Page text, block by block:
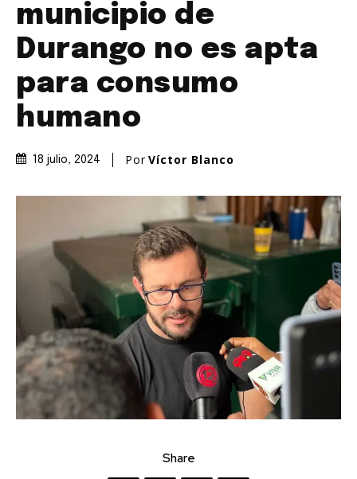
municipio de
Durango no es apta
para consumo
humano
18 julio, 2024 PorVíctor Blanco
Share